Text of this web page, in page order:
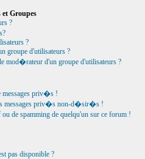
Groupes
?
?
groupe d'utilisateurs ?
mod�rateur d'un groupe d'utilisateurs ?
messages priv�s !
messages priv�s non-d�sir�s !
de spamming de quelqu'un sur ce forum !
pas disponible ?